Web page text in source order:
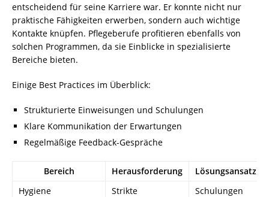
entscheidend für seine Karriere war. Er konnte nicht nur
praktische Fähigkeiten erwerben, sondern auch wichtige
Kontakte knüpfen. Pflegeberufe profitieren ebenfalls von
solchen Programmen, da sie Einblicke in spezialisierte
Bereiche bieten.
Einige Best Practices im Überblick:
Strukturierte Einweisungen und Schulungen
Klare Kommunikation der Erwartungen
Regelmäßige Feedback-Gespräche
Bereich Herausforderung
Lösungsansatz
Hygiene
Strikte
Schulungen